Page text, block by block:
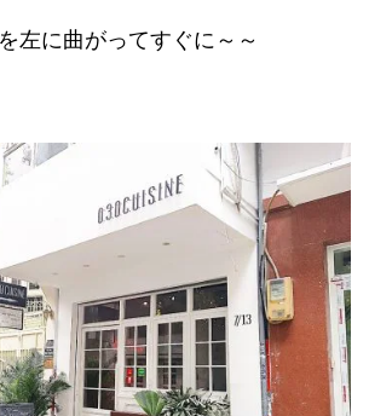
左に曲がってすぐに～～